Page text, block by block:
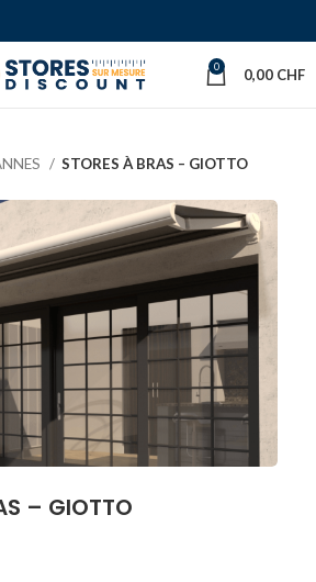
0 0,00 CHF
STORES À BRAS – GIOTTO
– GIOTTO